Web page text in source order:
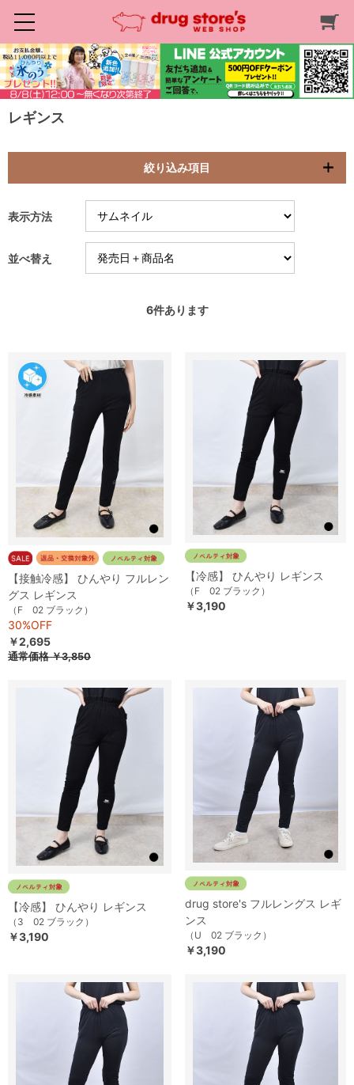
レギンス
絞り込み項目
表示方法
並べ替え
6件あります
【接触冷感】 ひんやり フルレン
グス レギンス
（F 02 ブラック）
30%OFF
￥2,695
通常価格￥3,850
【冷感】 ひんやり レギンス
（F 02 ブラック）
￥3,190
【冷感】 ひんやり レギンス
（3 02 ブラック）
￥3,190
drug store's フルレングス レギ
ンス
（U 02 ブラック）
￥3,190